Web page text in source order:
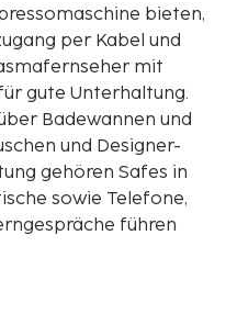
bieten,
per Kabel und
mit
gute Unterhaltung.
Badewannen und
und Designer-
gehören Safes in
sowie Telefone,
führen